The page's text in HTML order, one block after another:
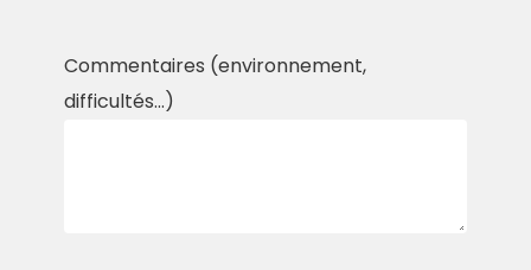
Commentaires (environnement,
difficultés...)